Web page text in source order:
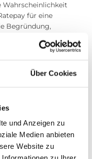
Über Cookies
und Anzeigen zu
Medien anbieten
Website zu
für eine
Begründung,
durch eine Nachricht
kann zur Folge haben,
nicht mehr
zum Datenschutz